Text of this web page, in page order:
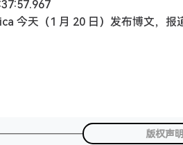
今天（1 月 20 日）发布博文，报
版权声明